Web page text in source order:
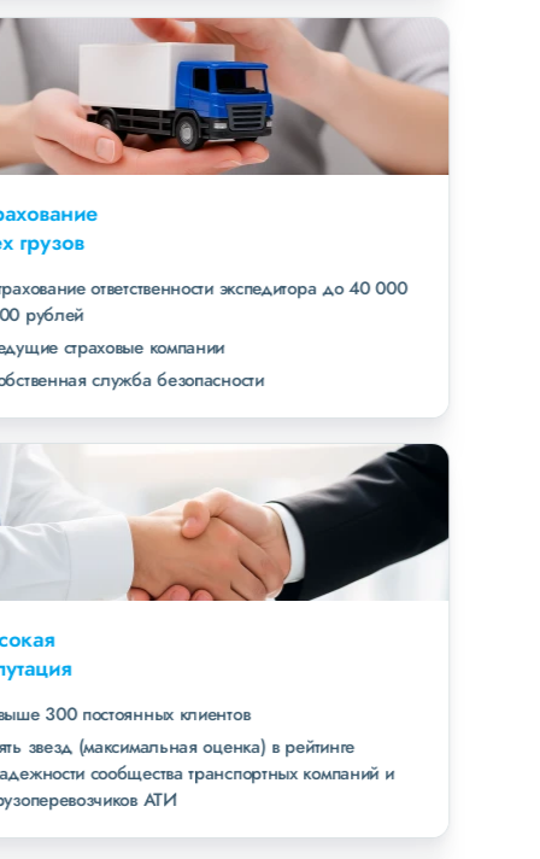
Страхование
всех грузов
страхование ответственности экспедитора до 40 000
000 рублей
ведущие страховые компании
собственная служба безопасности
Высокая
репутация
свыше 300 постоянных клиентов
пять звезд (максимальная оценка) в рейтинге
надежности сообщества транспортных компаний и
грузоперевозчиков АТИ